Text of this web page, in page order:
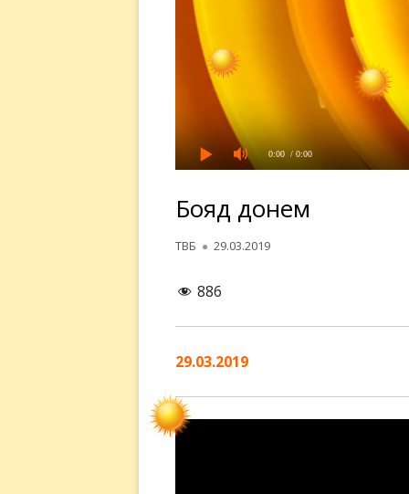
0:00 / 0:00
Бояд донем
Автор
ТВБ Опубликовано
29.03.2019
886
29.03.2019